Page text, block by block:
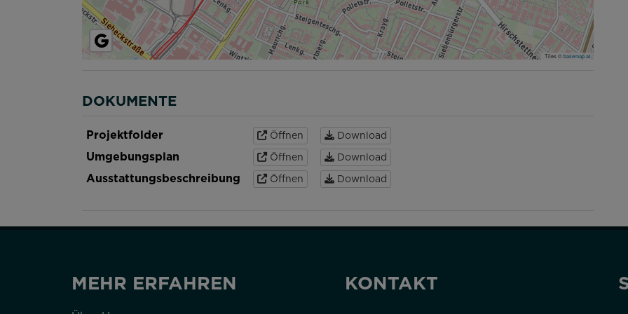
Tiles ©basemap.at
DOKUMENTE
Projektfolder Öffnen Download
Umgebungsplan Öffnen Download
Ausstattungsbeschreibung Öffnen Download
MEHR ERFAHREN KONTAKT